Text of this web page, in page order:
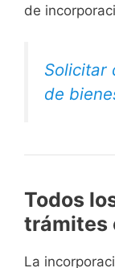
de
Solicitar
de
Todos
trámites
La